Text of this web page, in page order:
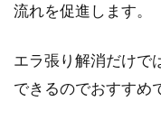
流れを促進します。
エラ張り解消だけで
できるのでおすすめ